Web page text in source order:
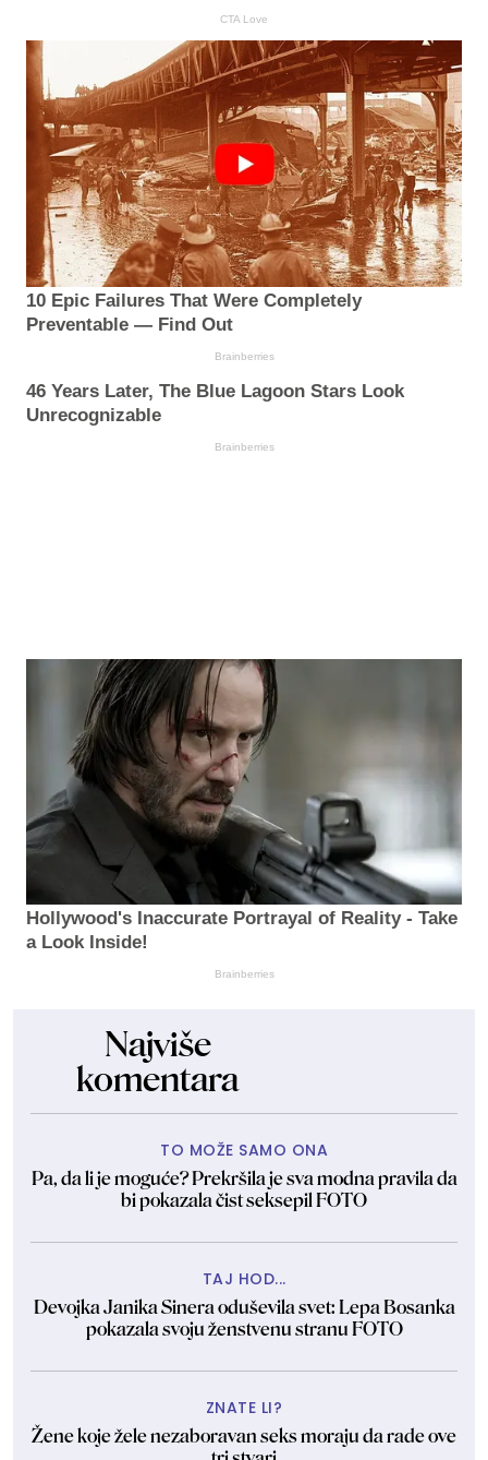
CTA Love
10 Epic Failures That Were Completely
Preventable — Find Out
Brainberries
46 Years Later, The Blue Lagoon Stars Look
Unrecognizable
Brainberries
Hollywood's Inaccurate Portrayal of Reality - Take
a Look Inside!
Brainberries
Najviše
komentara
TO MOŽE SAMO ONA
Pa, da li je moguće? Prekršila je sva modna pravila da
bi pokazala čist seksepil FOTO
TAJ HOD...
Devojka Janika Sinera oduševila svet: Lepa Bosanka
pokazala svoju ženstvenu stranu FOTO
ZNATE LI?
Žene koje žele nezaboravan seks moraju da rade ove